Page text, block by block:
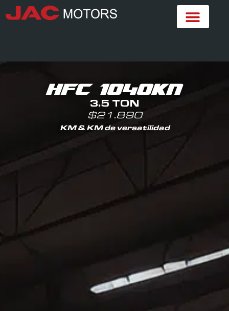
HFC 1040KN
3.5 TON
$21.890
KM & KM de versatilidad